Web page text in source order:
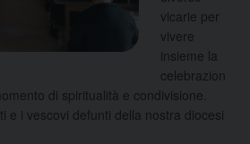
vicarie per
vivere
insieme la
celebrazion
di spiritualità e condivisione.
e i vescovi defunti della nostra diocesi